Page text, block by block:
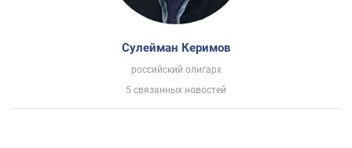
Сулейман Керимов
российский олигарх
5 связанных новостей